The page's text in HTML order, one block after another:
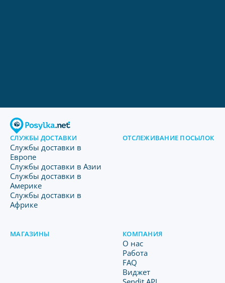
СЛУЖБЫ ДОСТАВКИ
Службы доставки в
Европе
Службы доставки в Азии
Службы доставки в
Америке
Службы доставки в
Африке
ОТСЛЕЖИВАНИЕ ПОСЫЛОК
МАГАЗИНЫ КОМПАНИЯ
O нас
Работа
FAQ
Виджет